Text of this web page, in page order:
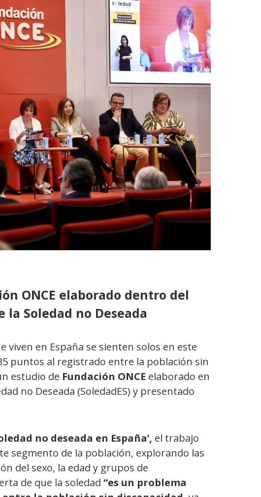
ONCE elaborado dentro del
Soledad no Deseada
viven en España se sienten solos en este
puntos al registrado entre la población sin
estudio de Fundación ONCE elaborado en
no Deseada (SoledadES) y presentado
no deseada en España’, el trabajo
segmento de la población, explorando las
del sexo, la edad y grupos de
de que la soledad “es un problema